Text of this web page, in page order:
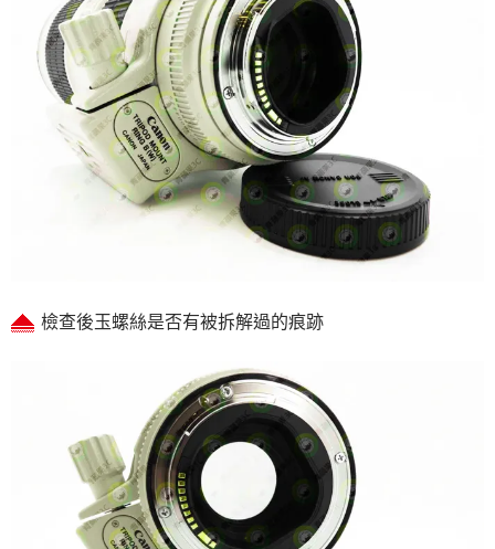
檢查後玉螺絲是否有被拆解過的痕跡